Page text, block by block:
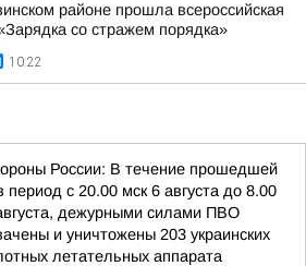
районе прошла всероссийская
со стражем порядка»
10:22
России: В течение прошедшей
период с 20.00 мск 6 августа до 8.00
дежурными силами ПВО
и уничтожены 203 украинских
летательных аппарата